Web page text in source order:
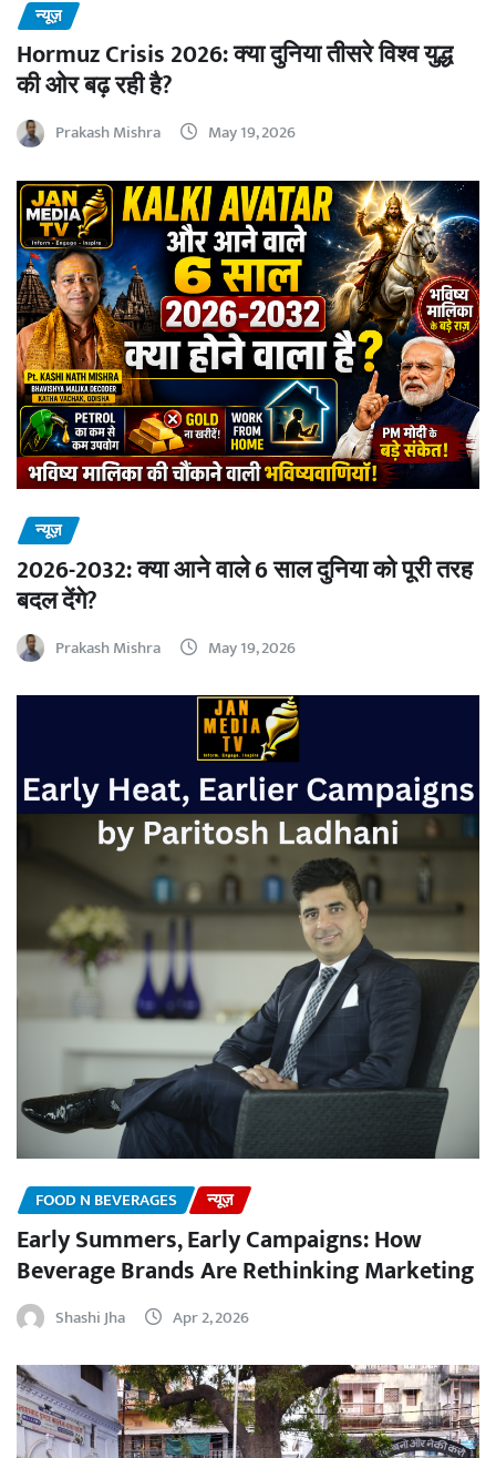
न्यूज़
Hormuz Crisis 2026: क्या दुनिया तीसरे विश्व युद्ध
की ओर बढ़ रही है?
Prakash Mishra May 19, 2026
न्यूज़
2026-2032: क्या आने वाले 6 साल दुनिया को पूरी तरह
बदल देंगे?
Prakash Mishra May 19, 2026
FOOD N BEVERAGES न्यूज़
Early Summers, Early Campaigns: How
Beverage Brands Are Rethinking Marketing
Shashi Jha Apr 2, 2026